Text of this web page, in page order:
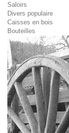
Saloirs
Divers populaire
Caisses en bois
Bouteilles